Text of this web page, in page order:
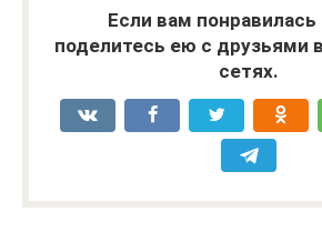
Если вам понравилась
поделитесь ею с друзьями
сетях.